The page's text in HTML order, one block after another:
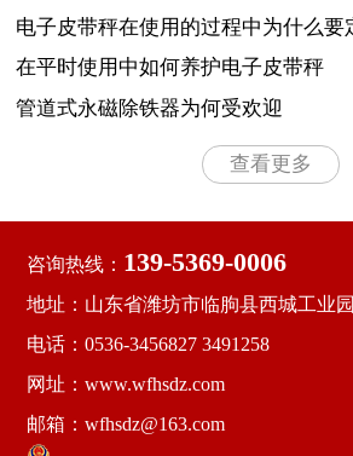
的事项有哪些
电子皮带秤在使用的过程中为什么要
检查
在平时使用中如何养护电子皮带秤
管道式永磁除铁器为何受欢迎
查看更多
咨询热线： 139-5369-0006
地址：山东省潍坊市临朐县西城工业园
电话：0536-3456827 3491258
网址：www.wfhsdz.com
邮箱：wfhsdz@163.com